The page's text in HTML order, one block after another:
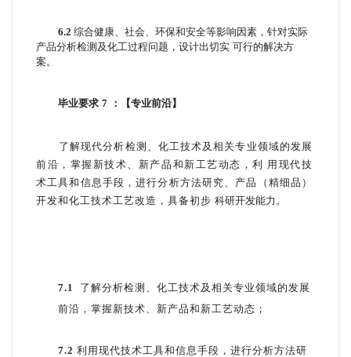
6.2 综合健康、社会、环保和安全等影响因素，针对实际
产品分析检测及化工过程问题，设计出切实 可行的解决方
案。
毕业要求 7 ：【专业前沿】
了解现代分析检测、化工技术及相关专业领域的发展
前沿，掌握新技术、新产品和新工艺动态，利
用现代技
术工具和信息手段，进行分析方法研究、产品（精细品）
开发和化工技术工艺改造，具备初步 科研开发能力。
7.1 了解分析检测、化工技术及相关专业领域的发展
前沿，掌握新技术、 新产品和新工艺动态；
7.2 利用现代技术工具和信息手段，进行分析方法研